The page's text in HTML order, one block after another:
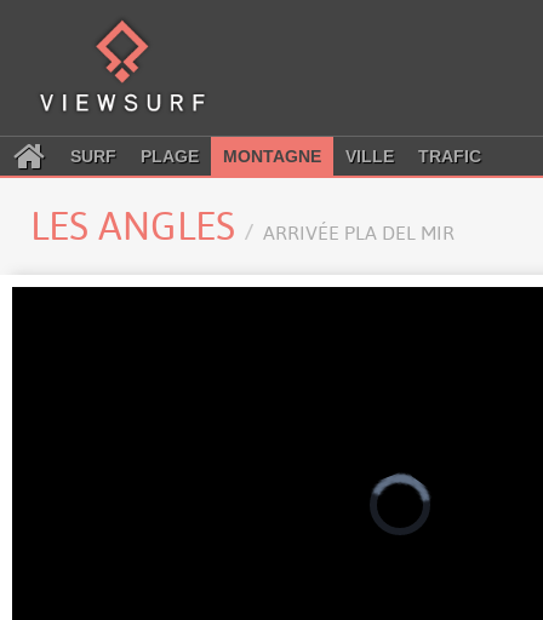
SURF PLAGE MONTAGNE VILLE TRAFIC
LES ANGLES ARRIVÉE PLA DEL MIR